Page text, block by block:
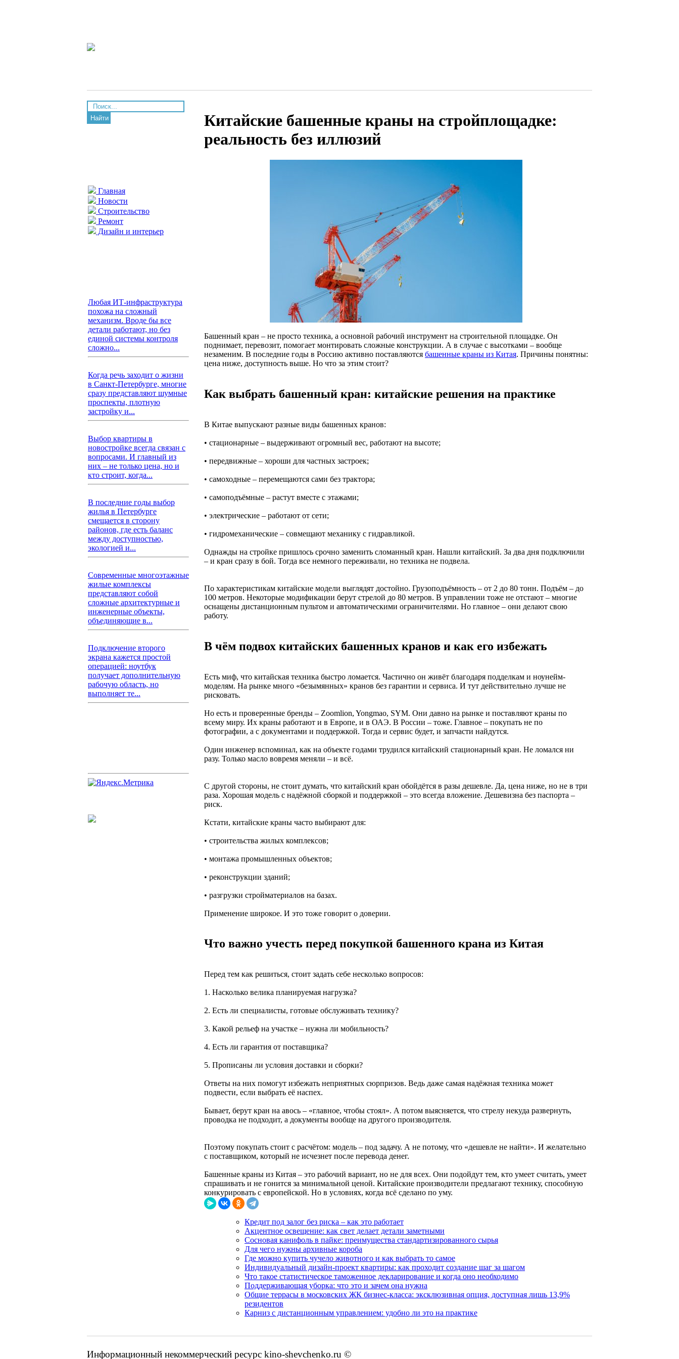
Найти
Главная
Новости
Строительство
Ремонт
Дизайн и интерьер
Любая ИТ-инфраструктура
похожа на сложный
механизм. Вроде бы все
детали работают, но без
единой системы контроля
сложно...
Когда речь заходит о жизни
в Санкт-Петербурге, многие
сразу представляют шумные
проспекты, плотную
застройку и...
Выбор квартиры в
новостройке всегда связан с
вопросами. И главный из
них – не только цена, но и
кто строит, когда...
В последние годы выбор
жилья в Петербурге
смещается в сторону
районов, где есть баланс
между доступностью,
экологией и...
Современные многоэтажные
жилые комплексы
представляют собой
сложные архитектурные и
инженерные объекты,
объединяющие в...
Подключение второго
экрана кажется простой
операцией: ноутбук
получает дополнительную
рабочую область, но
выполняет те...
Китайские башенные краны на стройплощадке:
реальность без иллюзий
Башенный кран – не просто техника, а основной рабочий инструмент на строительной площадке. Он
поднимает, перевозит, помогает монтировать сложные конструкции. А в случае с высотками – вообще
незаменим. В последние годы в Россию активно поставляются башенные краны из Китая. Причины понятны:
цена ниже, доступность выше. Но что за этим стоит?
Как выбрать башенный кран: китайские решения на практике
В Китае выпускают разные виды башенных кранов:
• стационарные – выдерживают огромный вес, работают на высоте;
• передвижные – хороши для частных застроек;
• самоходные – перемещаются сами без трактора;
• самоподъёмные – растут вместе с этажами;
• электрические – работают от сети;
• гидромеханические – совмещают механику с гидравликой.
Однажды на стройке пришлось срочно заменить сломанный кран. Нашли китайский. За два дня подключили
– и кран сразу в бой. Тогда все немного переживали, но техника не подвела.
По характеристикам китайские модели выглядят достойно. Грузоподъёмность – от 2 до 80 тонн. Подъём – до
100 метров. Некоторые модификации берут стрелой до 80 метров. В управлении тоже не отстают – многие
оснащены дистанционным пультом и автоматическими ограничителями. Но главное – они делают свою
работу.
В чём подвох китайских башенных кранов и как его избежать
Есть миф, что китайская техника быстро ломается. Частично он живёт благодаря подделкам и ноунейм-
моделям. На рынке много «безымянных» кранов без гарантии и сервиса. И тут действительно лучше не
рисковать.
Но есть и проверенные бренды – Zoomlion, Yongmao, SYM. Они давно на рынке и поставляют краны по
всему миру. Их краны работают и в Европе, и в ОАЭ. В России – тоже. Главное – покупать не по
фотографии, а с документами и поддержкой. Тогда и сервис будет, и запчасти найдутся.
Один инженер вспоминал, как на объекте годами трудился китайский стационарный кран. Не ломался ни
разу. Только масло вовремя меняли – и всё.
С другой стороны, не стоит думать, что китайский кран обойдётся в разы дешевле. Да, цена ниже, но не в три
раза. Хорошая модель с надёжной сборкой и поддержкой – это всегда вложение. Дешевизна без паспорта –
риск.
Кстати, китайские краны часто выбирают для:
• строительства жилых комплексов;
• монтажа промышленных объектов;
• реконструкции зданий;
• разгрузки стройматериалов на базах.
Применение широкое. И это тоже говорит о доверии.
Что важно учесть перед покупкой башенного крана из Китая
Перед тем как решиться, стоит задать себе несколько вопросов:
1. Насколько велика планируемая нагрузка?
2. Есть ли специалисты, готовые обслуживать технику?
3. Какой рельеф на участке – нужна ли мобильность?
4. Есть ли гарантия от поставщика?
5. Прописаны ли условия доставки и сборки?
Ответы на них помогут избежать неприятных сюрпризов. Ведь даже самая надёжная техника может
подвести, если выбрать её наспех.
Бывает, берут кран на авось – «главное, чтобы стоял». А потом выясняется, что стрелу некуда развернуть,
проводка не подходит, а документы вообще на другого производителя.
Поэтому покупать стоит с расчётом: модель – под задачу. А не потому, что «дешевле не найти». И желательно
с поставщиком, который не исчезнет после перевода денег.
Башенные краны из Китая – это рабочий вариант, но не для всех. Они подойдут тем, кто умеет считать, умеет
спрашивать и не гонится за минимальной ценой. Китайские производители предлагают технику, способную
конкурировать с европейской. Но в условиях, когда всё сделано по уму.
Кредит под залог без риска – как это работает
Акцентное освещение: как свет делает детали заметными
Сосновая канифоль в пайке: преимущества стандартизированного сырья
Для чего нужны архивные короба
Где можно купить чучело животного и как выбрать то самое
Индивидуальный дизайн-проект квартиры: как проходит создание шаг за шагом
Что такое статистическое таможенное декларирование и когда оно необходимо
Поддерживающая уборка: что это и зачем она нужна
Общие террасы в московских ЖК бизнес-класса: эксклюзивная опция, доступная лишь 13,9%
резидентов
Карниз с дистанционным управлением: удобно ли это на практике
Информационный некоммерческий ресурс kino-shevchenko.ru ©